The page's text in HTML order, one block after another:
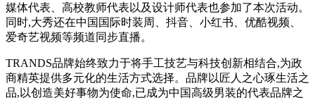
媒体代表、高校教师代表以及设计师代表也参加了本次活动。
同时,大秀还在中国国际时装周、抖音、小红书、优酷视频、
爱奇艺视频等频道同步直播。
TRANDS品牌始终致力于将手工技艺与科技创新相结合,为政
商精英提供多元化的生活方式选择。品牌以匠人之心琢生活之
品,以创造美好事物为使命,已成为中国高级男装的代表品牌之